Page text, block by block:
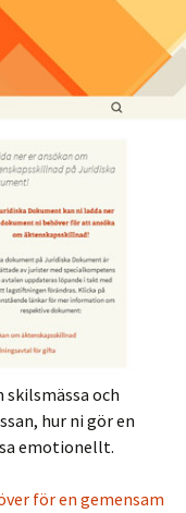
och
hur ni gör en
emotionellt.
för en gemensam